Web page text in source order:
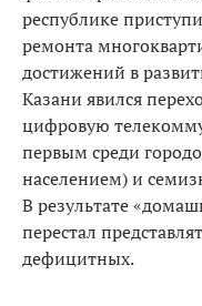
республике
ремонта
достижений в
Казани явился
цифровую
первым среди
населением) и
В результате
перестал
дефицитных.